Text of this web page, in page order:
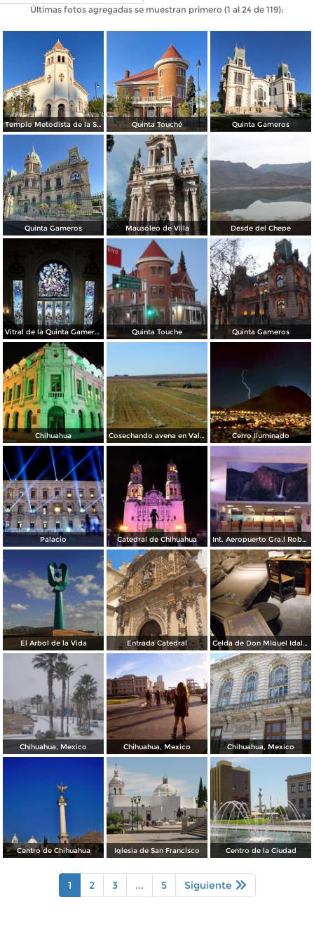
Últimas fotos agregadas se muestran primero (1 al 24 de 119):
Templo Metodista de la Santísima Trinidad. Quinta Touché Quinta Gameros
Quinta Gameros Mausoleo de Villa Desde del Chepe
Vitral de la Quinta Gameros / 2011 Quinta Touche Quinta Gameros
Chihuahua Cosechando avena en Valles de Chihuahua Cerro Iluminado
Palacio Catedral de Chihuahua Int. Aeropuerto Gra.l Roberto Fierro V.
El Arbol de la Vida Entrada Catedral Celda de Don MIguel Idalgo y Costilla
Chihuahua, Mexico Chihuahua, Mexico Chihuahua, Mexico
Centro de Chihuahua Iglesia de San Francisco Centro de la Ciudad
1 2 3 ... 5 Siguiente